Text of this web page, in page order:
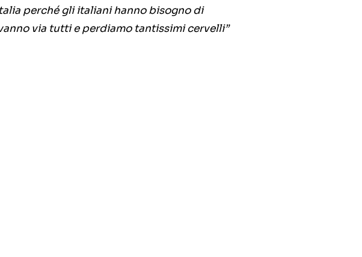
perché gli italiani hanno bisogno di
via tutti e perdiamo tantissimi cervelli”